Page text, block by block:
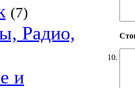
(7)
Радио,
и
10.